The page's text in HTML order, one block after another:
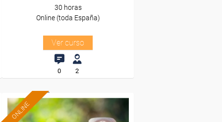
30 horas
Online (toda España)
Ver curso
0 2
ONLINE